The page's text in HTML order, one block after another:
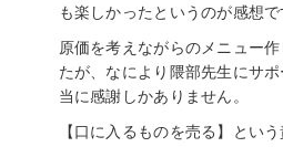
も楽しかったというのが感想で
原価を考えながらのメニュー
たが、なにより隈部先生にサ
当に感謝しかありません。
【口に入るものを売る】とい